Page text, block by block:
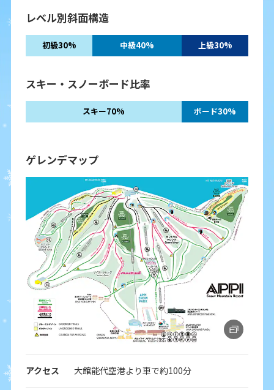
レベル別斜面構造
初級30% 中級40% 上級30%
スキー・スノーボード比率
スキー70% ボード30%
ゲレンデマップ
アクセス 大館能代空港より車で約100分